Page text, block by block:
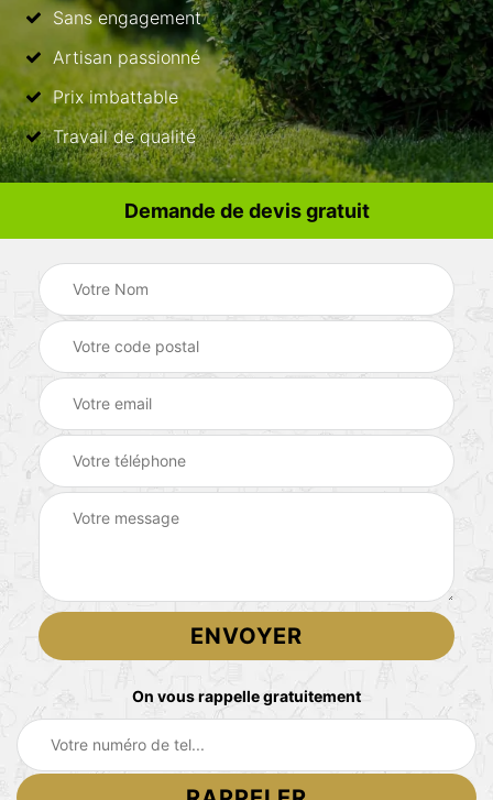
Sans engagement
Artisan passionné
Prix imbattable
Travail de qualité
Demande de devis gratuit
On vous rappelle gratuitement